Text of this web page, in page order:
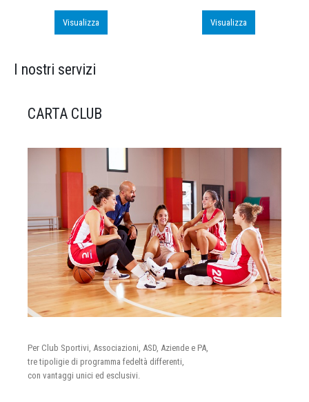
Visualizza Visualizza
I nostri servizi
CARTA CLUB
Per Club Sportivi, Associazioni, ASD, Aziende e PA,
tre tipoligie di programma fedeltà differenti,
con vantaggi unici ed esclusivi.